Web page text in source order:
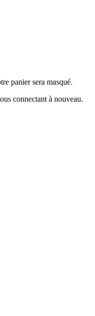
panier sera masqué.
connectant à nouveau.